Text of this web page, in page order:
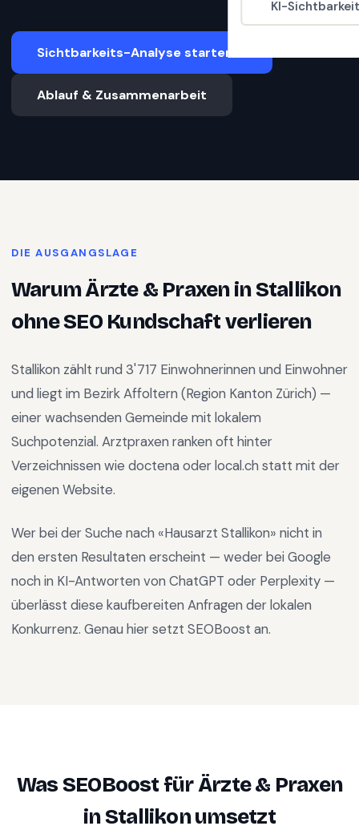
KI-
Sichtbarkeits-Analyse starten
Ablauf & Zusammenarbeit
DIE AUSGANGSLAGE
WarumÄrzte & PraxeninStallikon
ohne SEO Kundschaft verlieren
Stallikon zählt rund 3'717 Einwohnerinnen und Einwohner
und liegt im Bezirk Affoltern (Region Kanton Zürich) —
einer wachsenden Gemeinde mit lokalem
Suchpotenzial. Arztpraxen ranken oft hinter
Verzeichnissen wie doctena oder local.ch statt mit der
eigenen Website.
Wer bei der Suche nach «Hausarzt Stallikon» nicht in
den ersten Resultaten erscheint — weder bei Google
noch in KI-Antworten von ChatGPT oder Perplexity —
überlässt diese kaufbereiten Anfragen der lokalen
Konkurrenz. Genau hier setzt SEOBoost an.
Was SEOBoost fürÄrzte & Praxen
inStallikonumsetzt